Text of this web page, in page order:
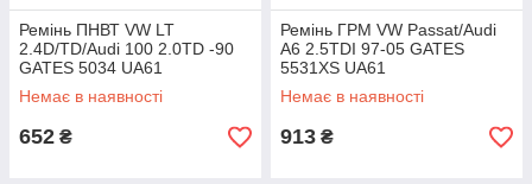
Ремінь ПНВТ VW LT
2.4D/TD/Audi 100 2.0TD -90
GATES 5034 UA61
Немає в наявності
652 ₴
Ремінь ГРМ VW Passat/Audi
A6 2.5TDI 97-05 GATES
5531XS UA61
Немає в наявності
913 ₴